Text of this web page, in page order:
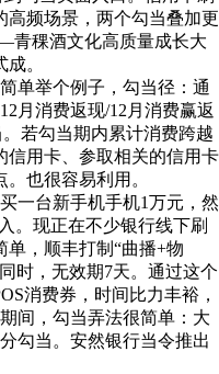
高频场景，两个勾当叠加更
青稞酒文化高质量成长大
。
举个例子，勾当径：通
月消费返现/12月消费赢返
若勾当期内累计消费跨越
信用卡、参取相关的信用卡
也很容易利用。
台新手机手机1万元，然
。现正在不少银行线下刷
，顺丰打制“曲播+物
时，无效期7天。通过这个
消费券，时间比力丰裕，
间，勾当弄法很简单：大
勾当。安然银行当令推出